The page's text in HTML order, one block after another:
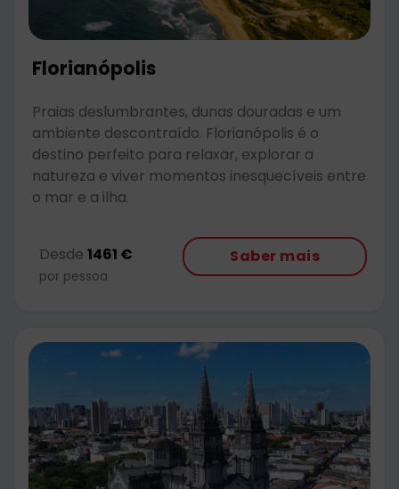
Florianópolis
Praias deslumbrantes, dunas douradas e um
ambiente descontraído. Florianópolis é o
destino perfeito para relaxar, explorar a
natureza e viver momentos inesquecíveis entre
o mar e a ilha.
Desde 1461 €
por pessoa
Saber mais